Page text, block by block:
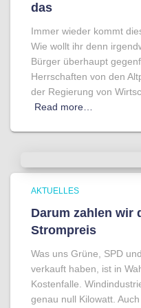
das
Immer wieder kommt
Wie wollt ihr denn
Bürger überhaupt
Herrschaften von den
der Regierung von
Read more…
AKTUELLES
Darum zahlen wir
Strompreis
Was uns Grüne, SPD
verkauft haben, ist in
Kostenfalle.
genau null Kilowatt.